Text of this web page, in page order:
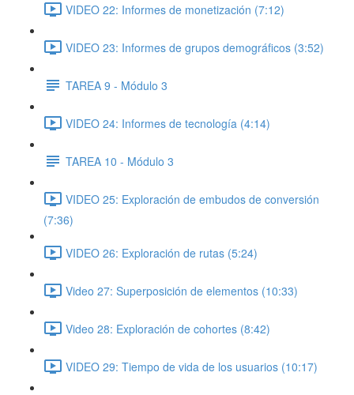
VIDEO 22: Informes de monetización (7:12)
VIDEO 23: Informes de grupos demográficos (3:52)
TAREA 9 - Módulo 3
VIDEO 24: Informes de tecnología (4:14)
TAREA 10 - Módulo 3
VIDEO 25: Exploración de embudos de conversión
(7:36)
VIDEO 26: Exploración de rutas (5:24)
Video 27: Superposición de elementos (10:33)
Video 28: Exploración de cohortes (8:42)
VIDEO 29: Tiempo de vida de los usuarios (10:17)